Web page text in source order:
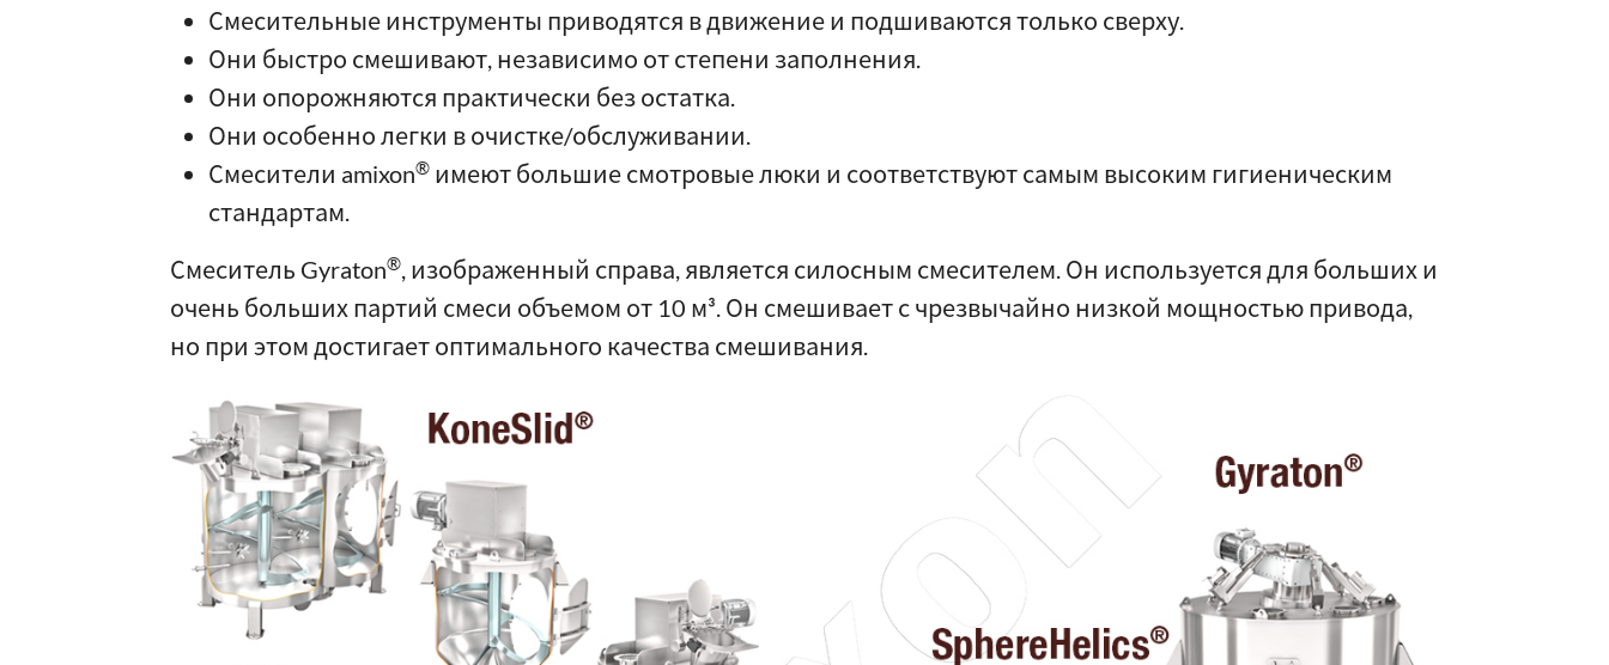
Смесительные инструменты приводятся в движение и подшиваются только сверху.
Они быстро смешивают, независимо от степени заполнения.
Они опорожняются практически без остатка.
Они особенно легки в очистке/обслуживании.
Смесители amixon® имеют большие смотровые люки и соответствуют самым высоким гигиеническим
стандартам.
Смеситель Gyraton®, изображенный справа, является силосным смесителем. Он используется для больших и
очень больших партий смеси объемом от 10 м³. Он смешивает с чрезвычайно низкой мощностью привода,
но при этом достигает оптимального качества смешивания.